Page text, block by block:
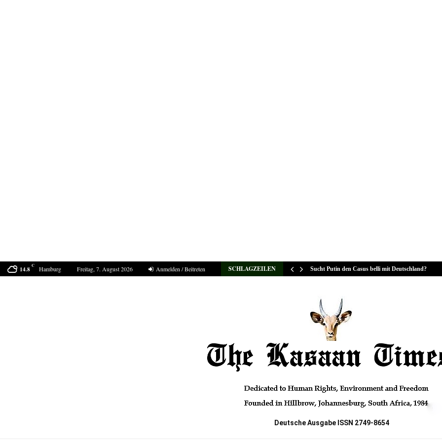
14.8 C Hamburg Freitag, 7. August 2026 Anmelden / Beitreten SCHLAGZEILEN
Der Sommer 2040 in Europa Sucht Putin den Casus belli mit Deutschland?
Deutsche Ausgabe ISSN 2749-8654